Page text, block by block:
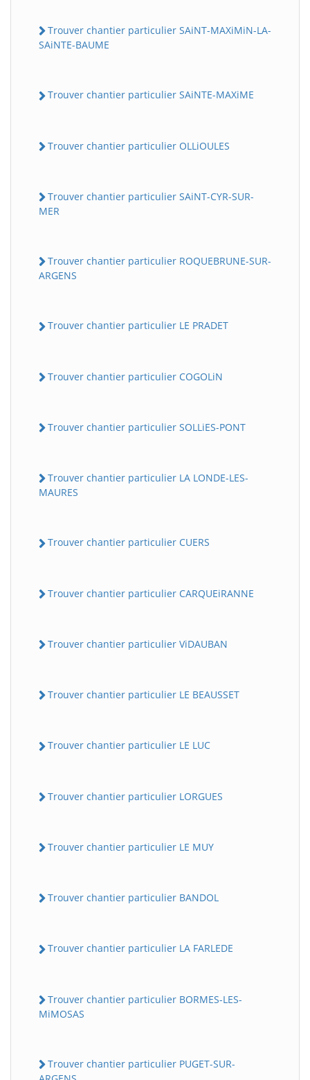
Trouver chantier particulier SAiNT-MAXiMiN-LA-
SAiNTE-BAUME
Trouver chantier particulier SAiNTE-MAXiME
Trouver chantier particulier OLLiOULES
Trouver chantier particulier SAiNT-CYR-SUR-
MER
Trouver chantier particulier ROQUEBRUNE-SUR-
ARGENS
Trouver chantier particulier LE PRADET
Trouver chantier particulier COGOLiN
Trouver chantier particulier SOLLiES-PONT
Trouver chantier particulier LA LONDE-LES-
MAURES
Trouver chantier particulier CUERS
Trouver chantier particulier CARQUEiRANNE
Trouver chantier particulier ViDAUBAN
Trouver chantier particulier LE BEAUSSET
Trouver chantier particulier LE LUC
Trouver chantier particulier LORGUES
Trouver chantier particulier LE MUY
Trouver chantier particulier BANDOL
Trouver chantier particulier LA FARLEDE
Trouver chantier particulier BORMES-LES-
MiMOSAS
Trouver chantier particulier PUGET-SUR-